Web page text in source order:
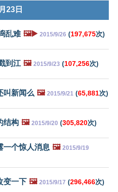
23日
乱难 🖼️▶️ 2015/9/26 (197,675次)
到江 🖼️ 2015/9/23 (107,256次)
叫新闻么 🖼️ 2015/9/21 (65,881次)
结构 🖼️ 2015/9/20 (305,820次)
一个惊人消息 🖼️ 2015/9/19
变一下 🖼️ 2015/9/17 (296,466次)